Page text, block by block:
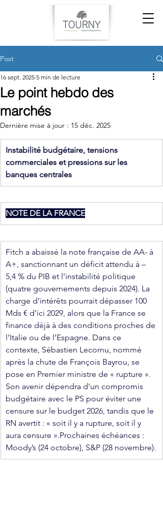
Post
Le point hebdo des
marchés
16 sept. 2025 5 min de lecture
Dernière mise à jour : 15 déc. 2025
Instabilité budgétaire, tensions
commerciales et pressions sur les
banques centrales
NOTE DE LA FRANCE
Fitch a abaissé la note française de AA- à
A+, sanctionnant un déficit attendu à –
5,4 % du PIB et l’instabilité politique
(quatre gouvernements depuis 2024). La
charge d’intérêts pourrait dépasser 100
Mds € d’ici 2029, alors que la France se
finance déjà à des conditions proches de
l’Italie ou de l’Espagne. Dans ce
contexte, Sébastien Lecornu, nommé
après la chute de François Bayrou, se
pose en Premier ministre de « rupture ».
Son avenir dépendra d’un compromis
budgétaire avec le PS pour éviter une
censure sur le budget 2026, tandis que le
RN avertit : « soit il y a rupture, soit il y
aura censure ».Prochaines échéances :
Moody’s (24 octobre), S&P (28 novembre).